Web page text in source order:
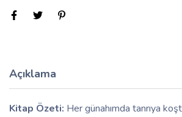
Açıklama
Kitap Özeti: Her günahımda tanrıya